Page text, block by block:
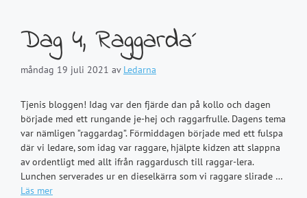
Dag 4, Raggarda´
måndag 19 juli 2021 av Ledarna
Tjenis bloggen! Idag var den fjärde dan på kollo och dagen
började med ett rungande je-hej och raggarfrulle. Dagens tema
var nämligen ”raggardag”. Förmiddagen började med ett fulspa
där vi ledare, som idag var raggare, hjälpte kidzen att slappna
av ordentligt med allt ifrån raggardusch till raggar-lera.
Lunchen serverades ur en dieselkärra som vi raggare slirade …
Läs mer